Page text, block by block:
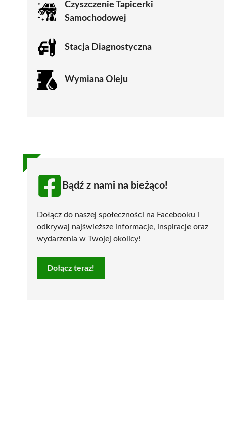
Czyszczenie Tapicerki
Samochodowej
Stacja Diagnostyczna
Wymiana Oleju
Bądź z nami na bieżąco!
Dołącz do naszej społeczności na Facebooku i
odkrywaj najświeższe informacje, inspiracje oraz
wydarzenia w Twojej okolicy!
Dołącz teraz!